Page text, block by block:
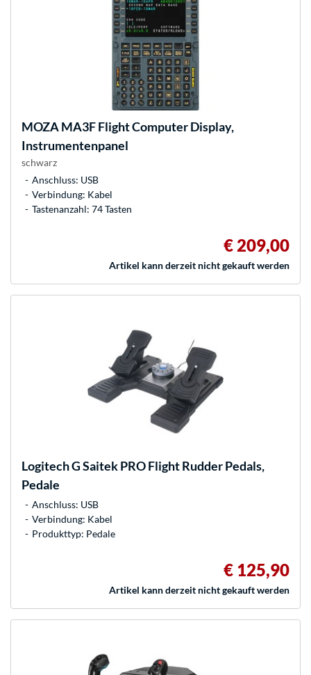
MOZAMA3F Flight Computer Display,
Instrumentenpanel
schwarz
Anschluss: USB
Verbindung: Kabel
Tastenanzahl: 74 Tasten
€ 209,00
Artikel kann derzeit nicht gekauft werden
LogitechG Saitek PRO Flight Rudder Pedals,
Pedale
Anschluss: USB
Verbindung: Kabel
Produkttyp: Pedale
€ 125,90
Artikel kann derzeit nicht gekauft werden